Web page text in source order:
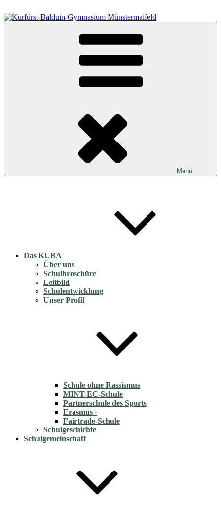
Inhalt
springen
Kurfürst-Balduin-Gymnasium Münstermaifeld
Menü
Das KUBA
Über uns
Schulbroschüre
Leitbild
Schulentwicklung
Unser Profil
Schule ohne Rassismus
MINT-EC-Schule
Partnerschule des Sports
Erasmus+
Fairtrade-Schule
Schulgeschichte
Schulgemeinschaft